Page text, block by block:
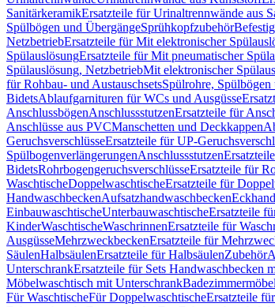
SanitärkeramikErsatzteile für Urinaltrennwände aus
Spülbögen und ÜbergängeSprühkopfzubehör
NetzbetriebErsatzteile für Mit elektronischer
SpülauslösungErsatzteile für Mit pneumatischer
Spülauslösung, NetzbetriebMit elektronischer
für Rohbau- und AustauschsetsSpülrohre,
BidetsAblaufgarnituren für WCs und Ausgüsse
AnschlussbögenAnschlussstutzenErsatzteile für
Anschlüsse aus PVCManschetten und Deckkappen
GeruchsverschlüsseErsatzteile für UP-
SpülbogenverlängerungenAnschlussstutzen
BidetsRohrbogengeruchsverschlüsseErsatzteile für
WaschtischeDoppelwaschtischeErsatzteile für
HandwaschbeckenAufsatzhandwaschbecken
EinbauwaschtischeUnterbauwaschtischeErsatzteile
KinderWaschtischeWaschrinnenErsatzteile für
AusgüsseMehrzweckbeckenErsatzteile für
SäulenHalbsäulenErsatzteile für HalbsäulenZubehör
UnterschrankErsatzteile für Sets Handwaschbecken
Möbelwaschtisch mit UnterschrankBadezimmermöbel
Für WaschtischeFür DoppelwaschtischeErsatzteile